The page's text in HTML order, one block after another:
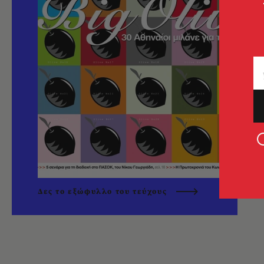
Δες το εξώφυλλο του τεύχους